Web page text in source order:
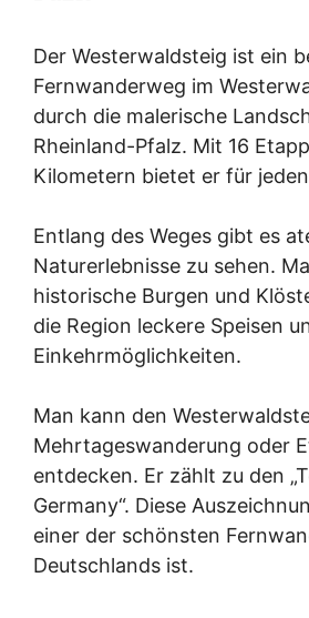
Der Westerwaldsteig ist ein
Fernwanderweg im
durch die malerische
Rheinland-Pfalz. Mit 16
Kilometern bietet er für
Entlang des Weges gibt es
Naturerlebnisse zu sehen.
historische Burgen und
die Region leckere Speisen
Einkehrmöglichkeiten.
Man kann den
Mehrtageswanderung oder
entdecken. Er zählt zu den
Germany“. Diese
einer der schönsten
Deutschlands ist.